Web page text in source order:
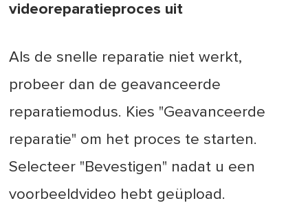
videoreparatieproces uit
Als de snelle reparatie niet werkt,
probeer dan de geavanceerde
reparatiemodus. Kies "Geavanceerde
reparatie" om het proces te starten.
Selecteer "Bevestigen" nadat u een
voorbeeldvideo hebt geüpload.